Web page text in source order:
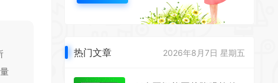
热门文章 2026年8月7日 星期五